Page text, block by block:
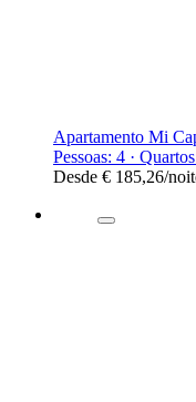
Apartamento Mi
Pessoas: 4 ·
Desde € 185,26/